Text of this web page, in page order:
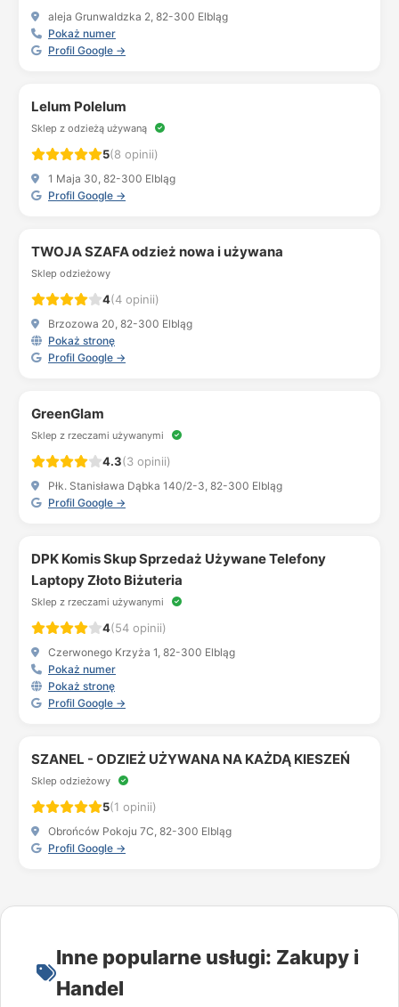
aleja Grunwaldzka 2, 82-300 Elbląg
Pokaż numer
Profil Google →
Lelum Polelum
Sklep z odzieżą używaną
5(8 opinii)
1 Maja 30, 82-300 Elbląg
Profil Google →
TWOJA SZAFA odzież nowa i używana
Sklep odzieżowy
4(4 opinii)
Brzozowa 20, 82-300 Elbląg
Pokaż stronę
Profil Google →
GreenGlam
Sklep z rzeczami używanymi
4.3(3 opinii)
Płk. Stanisława Dąbka 140/2-3, 82-300 Elbląg
Profil Google →
DPK Komis Skup Sprzedaż Używane Telefony
Laptopy Złoto Biżuteria
Sklep z rzeczami używanymi
4(54 opinii)
Czerwonego Krzyża 1, 82-300 Elbląg
Pokaż numer
Pokaż stronę
Profil Google →
SZANEL - ODZIEŻ UŻYWANA NA KAŻDĄ KIESZEŃ
Sklep odzieżowy
5(1 opinii)
Obrońców Pokoju 7C, 82-300 Elbląg
Profil Google →
Inne popularne usługi: Zakupy i
Handel